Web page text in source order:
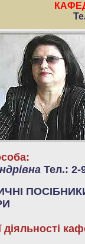
Тел.: 2-